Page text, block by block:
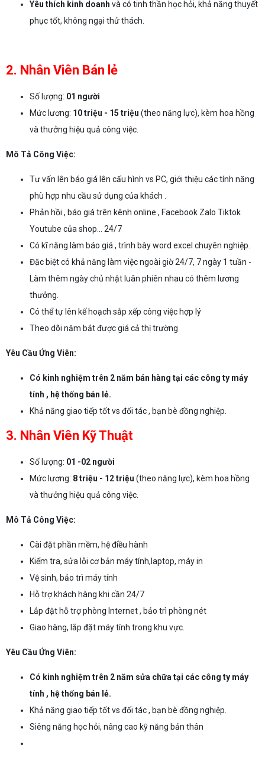
Yêu thích kinh doanh và có tinh thần học hỏi, khả năng thuyết
phục tốt, không ngại thử thách.
2. Nhân Viên Bán lẻ
Số lượng: 01 người
Mức lương: 10 triệu - 15 triệu (theo năng lực), kèm hoa hồng
và thưởng hiệu quả công việc.
Mô Tả Công Việc:
Tư vấn lên báo giá lên cấu hình vs PC, giới thiệu các tính năng
phù hợp nhu cầu sử dụng của khách .
Phản hồi , báo giá trên kênh online , Facebook Zalo Tiktok
Youtube của shop... 24/7
Có kĩ năng làm báo giá , trình bày word excel chuyên nghiệp.
Đặc biệt có khả năng làm việc ngoài giờ 24/7, 7 ngày 1 tuần -
Làm thêm ngày chủ nhật luân phiên nhau có thêm lương
thưởng.
Có thể tự lên kế hoạch sắp xếp công việc hợp lý
Theo dõi năm bắt được giá cả thị trường
Yêu Cầu Ứng Viên:
Có kinh nghiệm trên 2 năm bán hàng tại các công ty máy
tính , hệ thống bán lẻ.
Khả năng giao tiếp tốt vs đối tác , bạn bè đồng nghiệp.
3. Nhân Viên Kỹ Thuật
Số lượng: 01 -02 người
Mức lương: 8 triệu - 12 triệu (theo năng lực), kèm hoa hồng
và thưởng hiệu quả công việc.
Mô Tả Công Việc:
Cài đặt phần mềm, hệ điều hành
Kiểm tra, sửa lỗi cơ bản máy tính,laptop, máy in
Vệ sinh, bảo trì máy tính
Hỗ trợ khách hàng khi cần 24/7
Lắp đặt hỗ trợ phòng Internet , bảo trì phòng nét
Giao hàng, lắp đặt máy tính trong khu vực.
Yêu Cầu Ứng Viên:
Có kinh nghiệm trên 2 năm sửa chữa tại các công ty máy
tính , hệ thống bán lẻ.
Khả năng giao tiếp tốt vs đối tác , bạn bè đồng nghiệp.
Siêng năng học hỏi, nâng cao kỹ năng bản thân